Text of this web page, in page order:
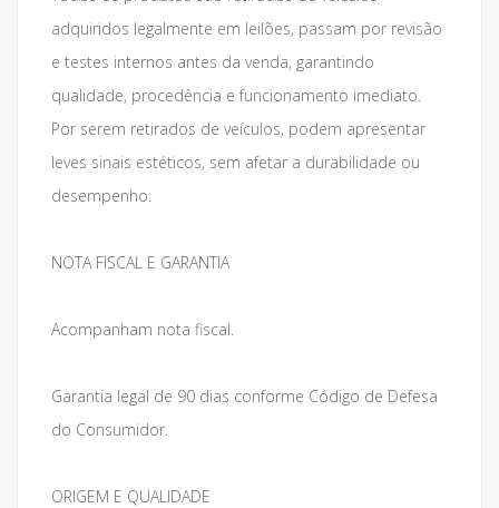
adquiridos legalmente em leilões, passam por revisão
e testes internos antes da venda, garantindo
qualidade, procedência e funcionamento imediato.
Por serem retirados de veículos, podem apresentar
leves sinais estéticos, sem afetar a durabilidade ou
desempenho.
NOTA FISCAL E GARANTIA
Acompanham nota fiscal.
Garantia legal de 90 dias conforme Código de Defesa
do Consumidor.
ORIGEM E QUALIDADE